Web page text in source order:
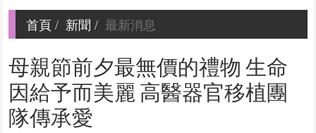
首頁 新聞 最新消息
母親節前夕最無價的禮物 生命
因給予而美麗 高醫器官移植團
隊傳承愛